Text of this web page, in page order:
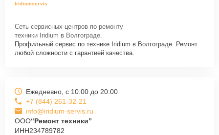
Iridiumservis
Сеть сервисных центров по ремонту
техники Iridium в Волгограде.
Профильный сервис по технике Iridium в Волгограде. Ремонт
любой сложности с гарантией качества.
Ежедневно, с 10:00 до 20:00
+7 (844) 261-32-21
info@iridium-servis.ru
ООО“Ремонт техники”
ИНН234789782